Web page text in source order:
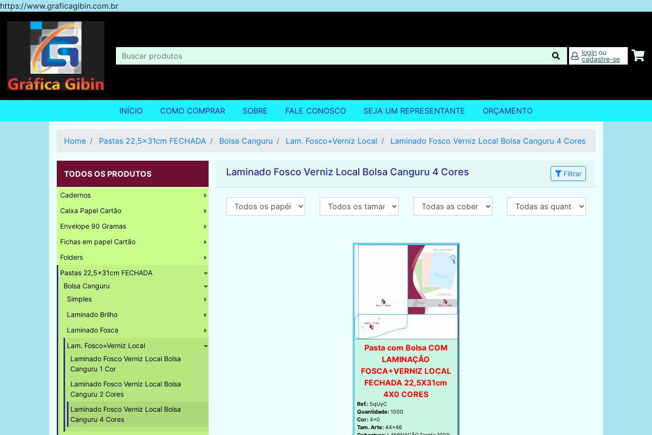
https://www.graficagibin.com.br
login ou
cadastre-se
INÍCIO COMO COMPRAR SOBRE FALE CONOSCO SEJA UM REPRESENTANTE ORÇAMENTO
Home Pastas 22,5x31cm FECHADA Bolsa Canguru Lam. Fosco+Verniz Local Laminado Fosco Verniz Local Bolsa Canguru 4 Cores
TODOS OS PRODUTOS
Cadernos
Caixa Papel Cartão
Envelope 90 Gramas
Fichas em papel Cartão
Folders
Pastas 22,5x31cm FECHADA
Bolsa Canguru
Simples
Laminado Brilho
Laminado Fosca
Lam. Fosco+Verniz Local
Laminado Fosco Verniz Local Bolsa
Canguru 1 Cor
Laminado Fosco Verniz Local Bolsa
Canguru 2 Cores
Laminado Fosco Verniz Local Bolsa
Canguru 4 Cores
Laminado Fosco Verniz Local Bolsa Canguru 4 Cores Filtrar
Pasta com Bolsa COM
LAMINAÇÃO
FOSCA+VERNIZ LOCAL
FECHADA 22,5X31cm
4X0 CORES
Ref.:5qUyC
Quantidade: 1000
Cor: 4x0
Tam. Arte:44x46